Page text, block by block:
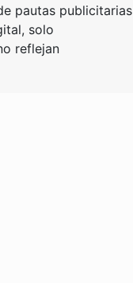
pautas publicitarias
solo
reflejan